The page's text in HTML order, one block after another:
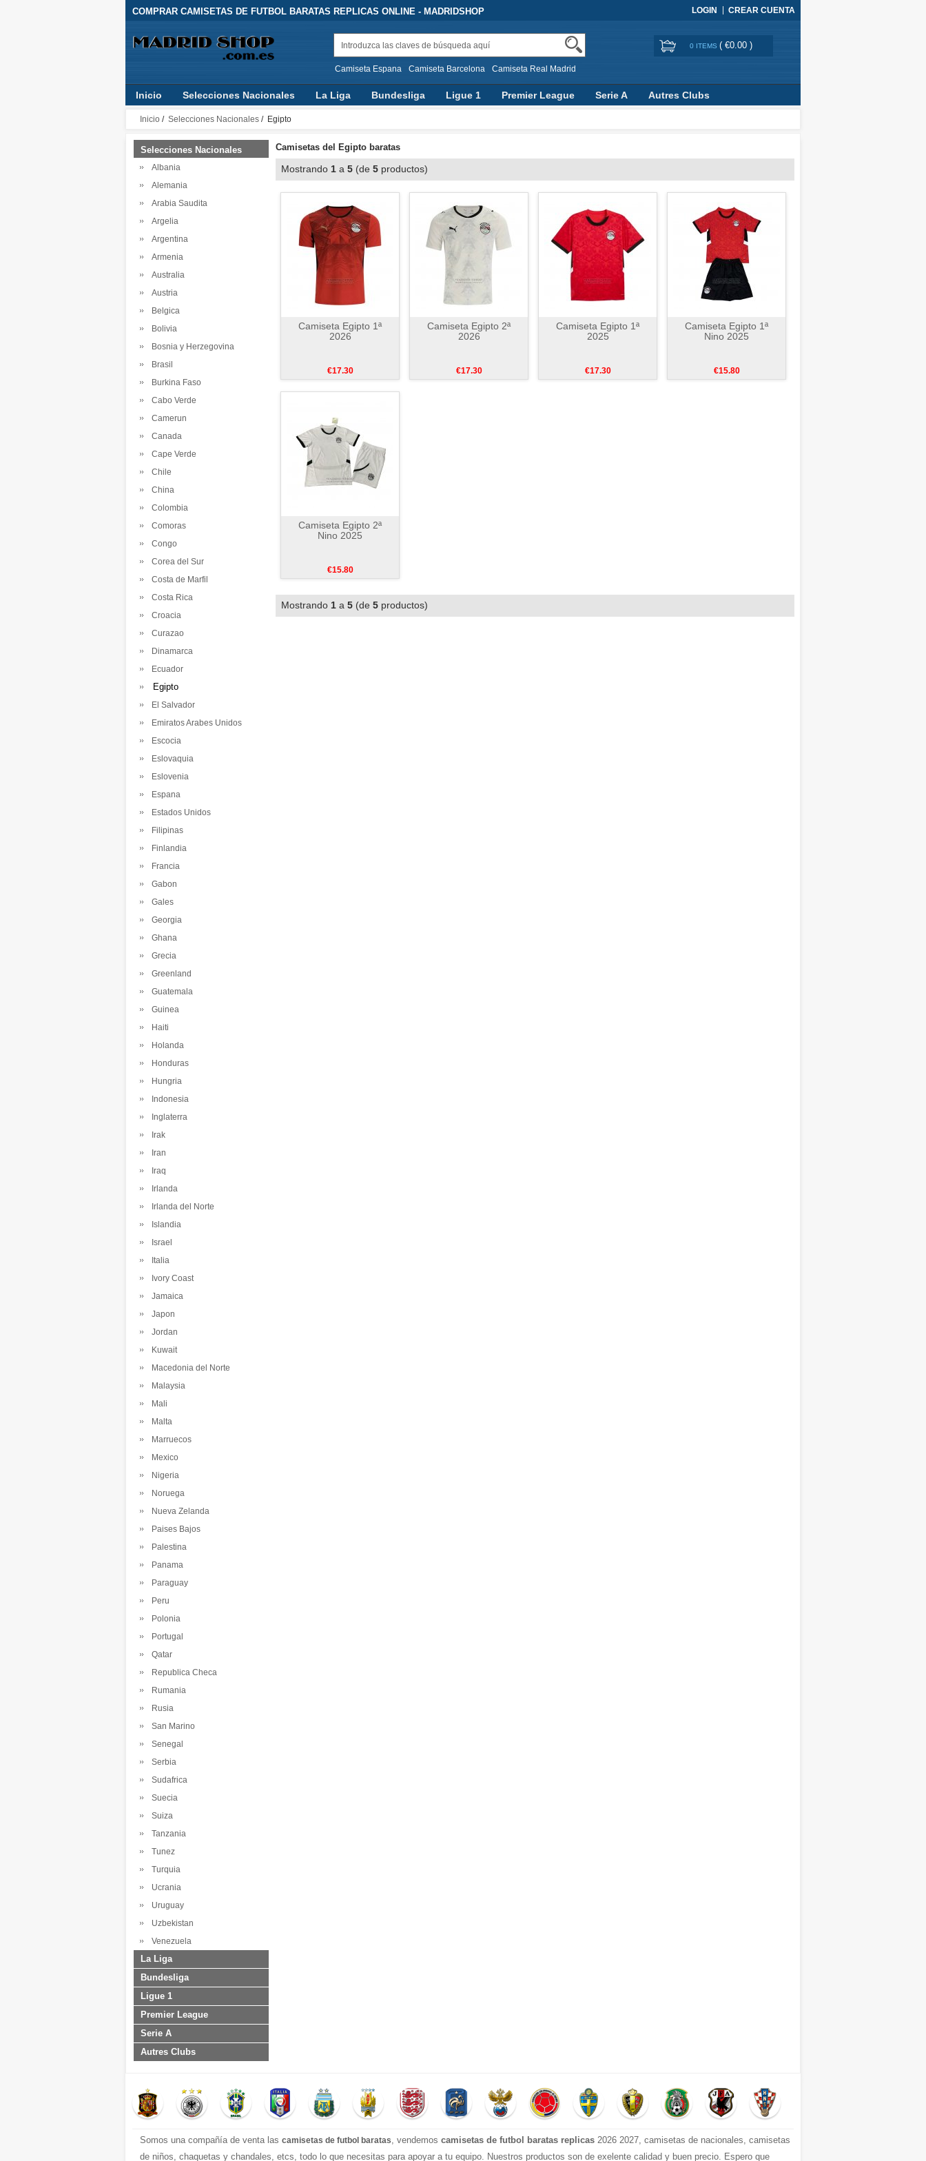
COMPRAR CAMISETAS DE FUTBOL BARATAS REPLICAS ONLINE - MADRIDSHOP LOGIN CREAR CUENTA
Camiseta Espana Camiseta Barcelona Camiseta Real Madrid
0 ITEMS ( €0.00 )
Inicio Selecciones Nacionales La Liga Bundesliga Ligue 1 Premier League Serie A Autres Clubs
Inicio / Selecciones Nacionales / Egipto
Selecciones Nacionales
Albania
Alemania
Arabia Saudita
Argelia
Argentina
Armenia
Australia
Austria
Belgica
Bolivia
Bosnia y Herzegovina
Brasil
Burkina Faso
Cabo Verde
Camerun
Canada
Cape Verde
Chile
China
Colombia
Comoras
Congo
Corea del Sur
Costa de Marfil
Costa Rica
Croacia
Curazao
Dinamarca
Ecuador
Egipto
El Salvador
Emiratos Arabes Unidos
Escocia
Eslovaquia
Eslovenia
Espana
Estados Unidos
Filipinas
Finlandia
Francia
Gabon
Gales
Georgia
Ghana
Grecia
Greenland
Guatemala
Guinea
Haiti
Holanda
Honduras
Hungria
Indonesia
Inglaterra
Irak
Iran
Iraq
Irlanda
Irlanda del Norte
Islandia
Israel
Italia
Ivory Coast
Jamaica
Japon
Jordan
Kuwait
Macedonia del Norte
Malaysia
Mali
Malta
Marruecos
Mexico
Nigeria
Noruega
Nueva Zelanda
Paises Bajos
Palestina
Panama
Paraguay
Peru
Polonia
Portugal
Qatar
Republica Checa
Rumania
Rusia
San Marino
Senegal
Serbia
Sudafrica
Suecia
Suiza
Tanzania
Tunez
Turquia
Ucrania
Uruguay
Uzbekistan
Venezuela
La Liga
Bundesliga
Ligue 1
Premier League
Serie A
Autres Clubs
Camisetas del Egipto baratas
Mostrando 1 a 5 (de 5 productos)
Camiseta Egipto 1ª
2026
€17.30
Camiseta Egipto 2ª
2026
€17.30
Camiseta Egipto 1ª
2025
€17.30
Camiseta Egipto 1ª
Nino 2025
€15.80
Camiseta Egipto 2ª
Nino 2025
€15.80
Mostrando 1 a 5 (de 5 productos)
Somos una compañía de venta las camisetas de futbol baratas, vendemos camisetas de futbol baratas replicas 2026 2027, camisetas de nacionales, camisetas
de niños, chaquetas y chandales, etcs, todo lo que necesitas para apoyar a tu equipo. Nuestros productos son de exelente calidad y buen precio. Espero que